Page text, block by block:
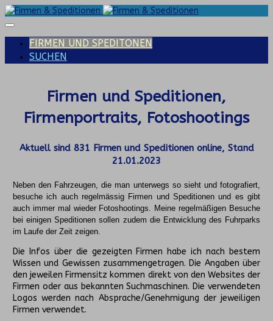
FIRMEN UND SPEDITONEN
SUCHEN
Firmen und Speditionen,
Firmenportraits, Fotoshootings
Aktuell sind 831 Firmen und Speditionen online, Stand
21.01.2023
Neben den Fahrzeugen, die man unterwegs so sieht und fotografiert,
besuche ich auch regelmässig Firmen und Speditionen und es gibt
auch immer mal wieder Fotoshootings. Meine regelmäßigen Besuche
bei einigen Speditionen sollen zudem die Entwicklung des Fuhrparks
im Laufe der Zeit zeigen.
Die Infos über die gezeigten Firmen habe ich nach bestem
Wissen und Gewissen zusammengetragen. Die Angaben über
den jeweilen Firmensitz kommen direkt von den Websites der
Firmen oder aus bekannten Suchmaschinen. Die verwendeten
Logos werden nach Absprache/Genehmigung der jeweiligen
Firmen verwendet.